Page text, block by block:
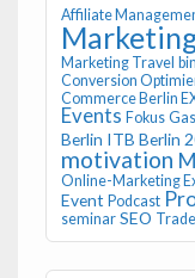
Affiliate
Marketing Travel
Conversion
Commerce Berlin
Events Fokus
Berlin ITB Berlin
motivation
Online-Marketing
Event Podcast
seminar SEO